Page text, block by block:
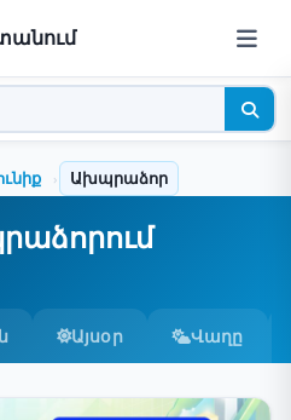
› Ախպրաձոր
Այսօր Վաղը